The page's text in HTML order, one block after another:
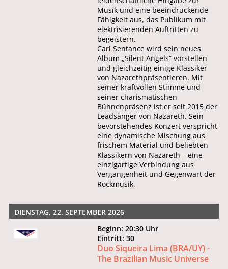
Musik und eine beeindruckende
Fähigkeit aus, das Publikum mit
elektrisierenden Auftritten zu
begeistern.
Carl Sentance wird sein neues
Album „Silent Angels“ vorstellen
und gleichzeitig einige Klassiker
von Nazarethpräsentieren. Mit
seiner kraftvollen Stimme und
seiner charismatischen
Bühnenpräsenz ist er seit 2015 der
Leadsänger von Nazareth. Sein
bevorstehendes Konzert verspricht
eine dynamische Mischung aus
frischem Material und beliebten
Klassikern von Nazareth – eine
einzigartige Verbindung aus
Vergangenheit und Gegenwart der
Rockmusik.
DIENSTAG, 22. SEPTEMBER 2026
Beginn: 20:30 Uhr
Eintritt: 30
Duo Siqueira Lima (BRA/UY) -
The Brazilian Music Universe